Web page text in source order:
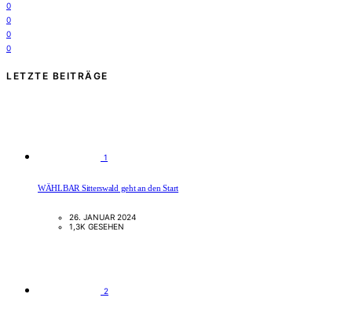
0
0
0
0
LETZTE BEITRÄGE
1
WÄHLBAR Sitterswald geht an den Start
26. JANUAR 2024
1,3K GESEHEN
2